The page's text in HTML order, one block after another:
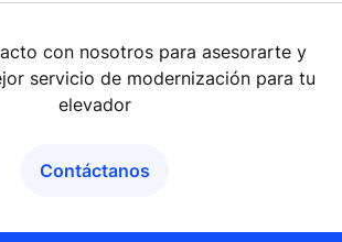
con nosotros para asesorarte y
servicio de modernización para tu
elevador
Contáctanos